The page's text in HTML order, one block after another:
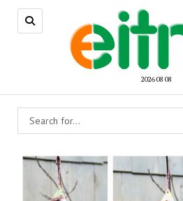
2026 08 08